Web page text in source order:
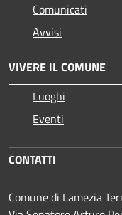
Comunicati
Avvisi
VIVERE IL COMUNE
Luoghi
Eventi
CONTATTI
Comune di Lamezia